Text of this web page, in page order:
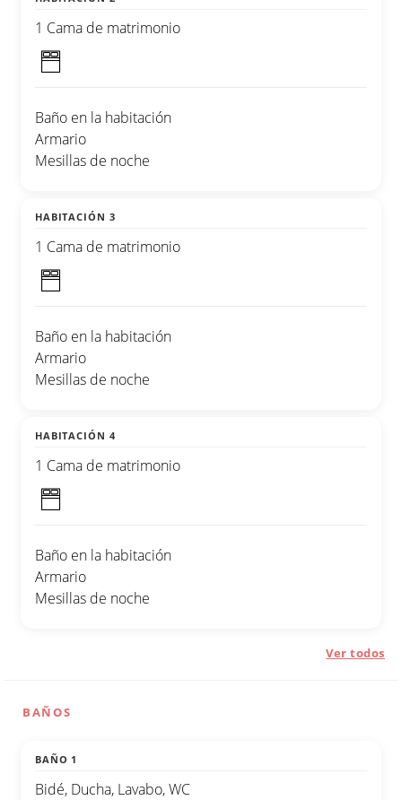
1 Cama de matrimonio
Baño en la habitación
Armario
Mesillas de noche
HABITACIÓN 3
1 Cama de matrimonio
Baño en la habitación
Armario
Mesillas de noche
HABITACIÓN 4
1 Cama de matrimonio
Baño en la habitación
Armario
Mesillas de noche
Ver todos
BAÑOS
BAÑO 1
Bidé, Ducha, Lavabo, WC